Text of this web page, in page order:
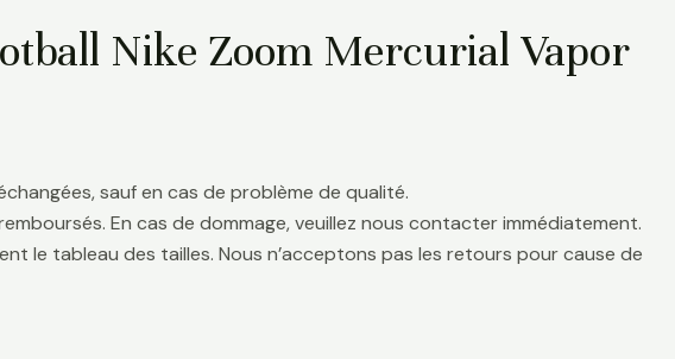
Nike Zoom Mercurial Vapor
sauf en cas de problème de qualité.
En cas de dommage, veuillez nous contacter immédiatement.
le tableau des tailles. Nous n’acceptons pas les retours pour cause de